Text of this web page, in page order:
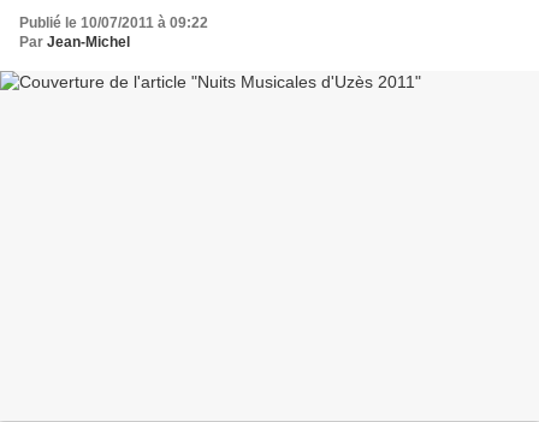
Publié le 10/07/2011 à 09:22
Par Jean-Michel